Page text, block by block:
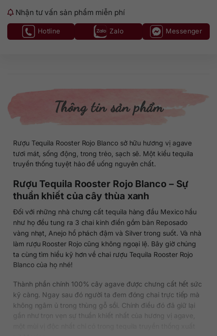
Nhận tư vấn sản phẩm miễn phí
Hotline Zalo Messenger
Thông tin sản phẩm
Rượu Tequila Rooster Rojo Blanco sở hữu hương vị agave
tươi mát, sống động, trong trẻo, sạch sẽ. Một kiểu tequila
truyền thống tuyệt hảo để uống nguyên chất.
Rượu Tequila Rooster Rojo Blanco – Sự
thuần khiết của cây thùa xanh
Đối với những nhà chưng cất tequila hàng đầu Mexico hầu
như họ đều tung ra 3 chai kinh điển gồm bản Reposado
vàng nhạt, Anejo hổ phách đậm và Silver trong suốt. Và nhà
làm rượu Rooster Rojo cũng không ngoại lệ. Bây giờ chúng
ta cùng tìm hiểu kỹ hơn về chai rượu Tequila Rooster Rojo
Blanco của họ nhé!
Thành phần chính 100% cây agave được chưng cất hết sức
kỹ càng. Ngay sau đó người ta đem đóng chai trực tiếp mà
không ngâm ủ trong thùng gỗ sồi. Chính điều đó đã giữ lại
gần như trọn vẹn sự thuần khiết nhất của hương vị agave,